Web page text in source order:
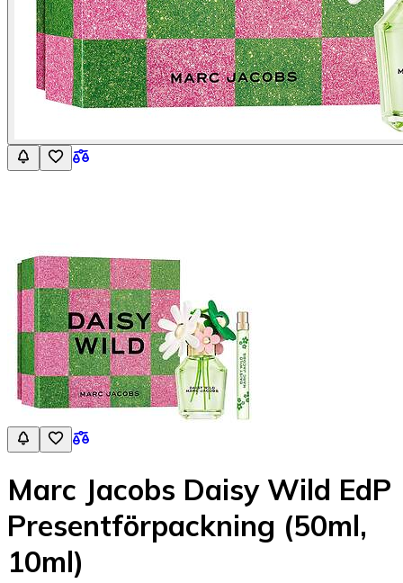
Marc Jacobs Daisy Wild EdP
Presentförpackning (50ml,
10ml)